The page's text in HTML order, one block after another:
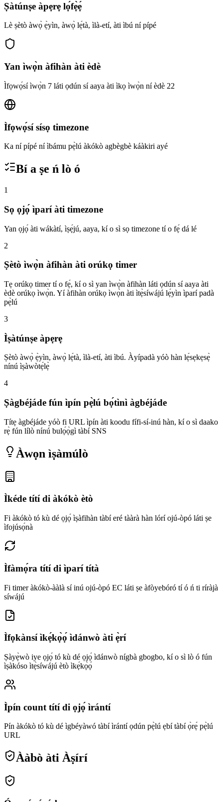
Ṣàtúnṣe àpẹrẹ lọ́fẹ̀ẹ́
Lè ṣètò àwọ̀ ẹ̀yìn, àwọ̀ lẹ́tà, ìlà-etí, àti ìbú ní pípé
Yan ìwọ̀n àfihàn àti èdè
Ìfọwọ́sí ìwọ̀n 7 láti ọdún sí aaya àti ìkọ ìwọ̀n ní èdè 22
Ìfọwọ́sí sísọ timezone
Ka ní pípé ní ìbámu pẹ̀lú àkókò agbègbè káàkiri ayé
Bí a ṣe ń lò ó
1
Sọ ọjọ́ ìparí àti timezone
Yan ọjọ́ àti wákàtí, ìṣẹ́jú, aaya, kí o sì sọ timezone tí o fẹ́ dá lé
2
Ṣètò ìwọ̀n àfihàn àti orúkọ timer
Tẹ orúkọ timer tí o fẹ́, kí o sì yan ìwọ̀n àfihàn láti ọdún sí aaya àti
èdè orúkọ ìwọ̀n. Yí àfihàn orúkọ ìwọ̀n àti ìtẹ̀síwájú lẹ́yìn ìparí padà
pẹ̀lú
3
Ìṣàtúnṣe àpẹrẹ
Ṣètò àwọ̀ ẹ̀yìn, àwọ̀ lẹ́tà, ìlà-etí, àti ìbú. Àyípadà yóò hàn lẹ́sẹkẹsẹ̀
nínú ìṣàwòtẹ́lẹ̀
4
Ṣàgbéjáde fún ìpín pẹ̀lú bọ́tìnì àgbéjáde
Títẹ àgbéjáde yóò fi URL ìpín àti koodu fífi-sí-inú hàn, kí o sì daako
rẹ̀ fún lílò nínú bulọ́ọ̀gì tàbí SNS
Àwọn ìṣàmúlò
Ìkéde títí di àkókò ètò
Fi àkókò tó kù dé ọjọ́ ìṣàfihàn tàbí eré tààrà hàn lórí ojú-òpó láti ṣe
ìfojúsọ́nà
Ìfàmọ́ra títí di ìparí títà
Fi timer àkókò-ààlà sí inú ojú-òpó EC láti ṣe àfòyebóró tí ó ń ti ríràjà
síwájú
Ìfọkànsí ìkẹ́kọ̀ọ́ ìdánwò àti ẹ̀rí
Ṣàyẹ̀wò iye ọjọ́ tó kù dé ọjọ́ ìdánwò nígbà gbogbo, kí o sì lò ó fún
ìṣàkóso ìtẹ̀síwájú ètò ìkẹ́kọ̀ọ́
Ìpín count títí di ọjọ́ ìrántí
Pín àkókò tó kù dé ìgbéyàwó tàbí ìrántí ọdún pẹ̀lú ẹbí tàbí ọ̀rẹ́ pẹ̀lú
URL
Ààbò àti Àṣírí